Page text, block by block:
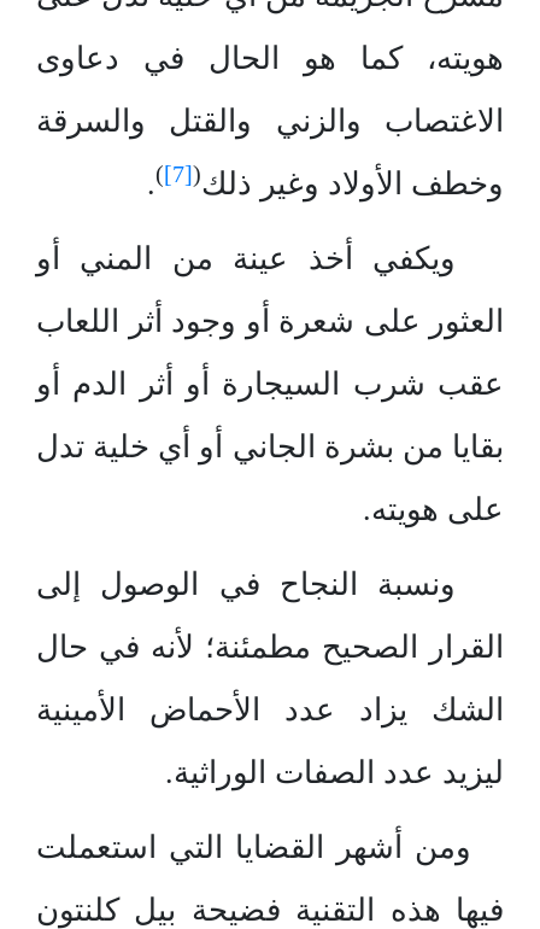
هويته، كما هو الحال في دعاوى
الاغتصاب والزني والقتل والسرقة
وخطف الأولاد وغير ذلك(
[7]
)
.
ويكفي أخذ عينة من المني أو
العثور على شعرة أو وجود أثر اللعاب
عقب شرب السيجارة أو أثر الدم أو
بقايا من بشرة الجاني أو أي خلية تدل
على هويته.
ونسبة النجاح في الوصول إلى
القرار الصحيح مطمئنة؛ لأنه في حال
الشك يزاد عدد الأحماض الأمينية
ليزيد عدد الصفات الوراثية.
ومن أشهر القضايا التي استعملت
فيها هذه التقنية فضيحة بيل كلنتون